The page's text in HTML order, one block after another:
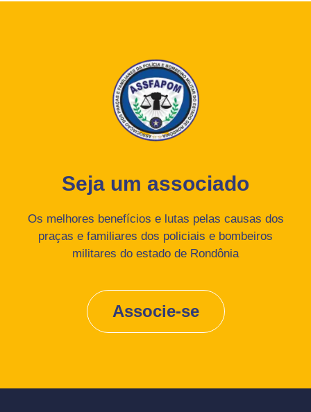
Seja um associado
Os melhores benefícios e lutas pelas causas dos
praças e familiares dos policiais e bombeiros
militares do estado de Rondônia
Associe-se